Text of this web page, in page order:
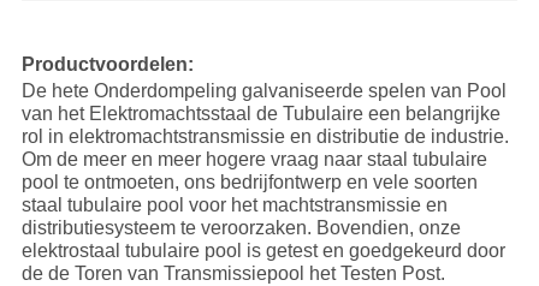
Productvoordelen:
De hete Onderdompeling galvaniseerde spelen van Pool
van het Elektromachtsstaal de Tubulaire een belangrijke
rol in elektromachtstransmissie en distributie de industrie.
Om de meer en meer hogere vraag naar staal tubulaire
pool te ontmoeten, ons bedrijfontwerp en vele soorten
staal tubulaire pool voor het machtstransmissie en
distributiesysteem te veroorzaken. Bovendien, onze
elektrostaal tubulaire pool is getest en goedgekeurd door
de de Toren van Transmissiepool het Testen Post.